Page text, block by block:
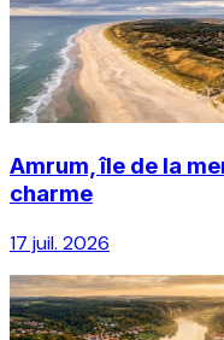
Amrum, île de la
charme
17 juil. 2026